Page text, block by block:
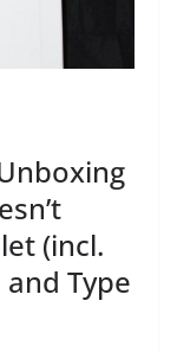
(incl.
Type